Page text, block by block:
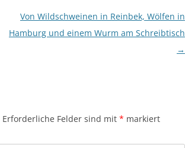
Von Wildschweinen in Reinbek, Wölfen in
Hamburg und einem Wurm am Schreibtisch
→
Erforderliche Felder sind mit * markiert